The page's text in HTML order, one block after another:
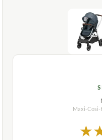
Maxi-Cosi-
★